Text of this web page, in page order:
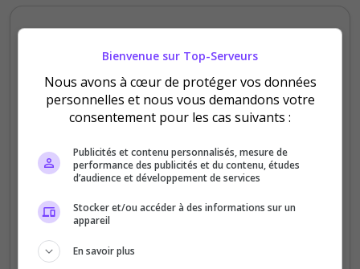
5/5
Qualité
Ambiance
Disponibilité
Le serveur offre un accompagnement des
temps investi par les staff au nouveau
Bienvenue sur Top-Serveurs
Nous avons à cœur de protéger vos données
personnelles et nous vous demandons votre
consentement pour les cas suivants :
Publicités et contenu personnalisés, mesure de
performance des publicités et du contenu, études
d’audience et développement de services
Stocker et/ou accéder à des informations sur un
appareil
En savoir plus